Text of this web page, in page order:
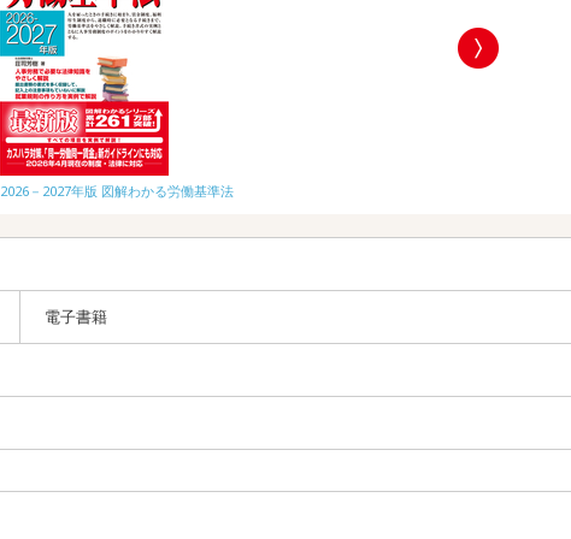
2026－2027年版 図解わかる労働基準法
電子書籍